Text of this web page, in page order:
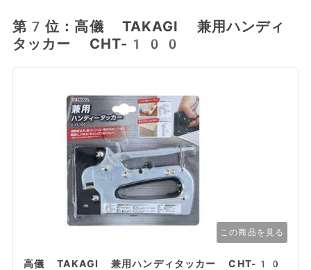
第7位：高儀 TAKAGI 兼用ハンディ
タッカー CHT-100
この商品を見る
高儀 TAKAGI 兼用ハンディタッカー CHT-10